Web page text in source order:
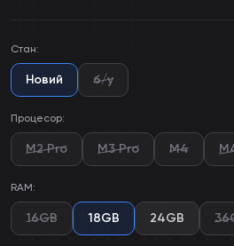
Стан:
Новий б/у
Процесор:
M2 Pro M3 Pro M4
RAM:
16GB 18GB 24GB